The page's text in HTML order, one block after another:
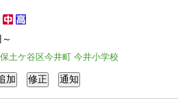
土ケ谷区今井町 今井小学校